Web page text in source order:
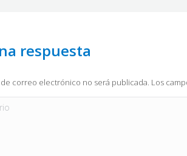
correo electrónico no será publicada. Los